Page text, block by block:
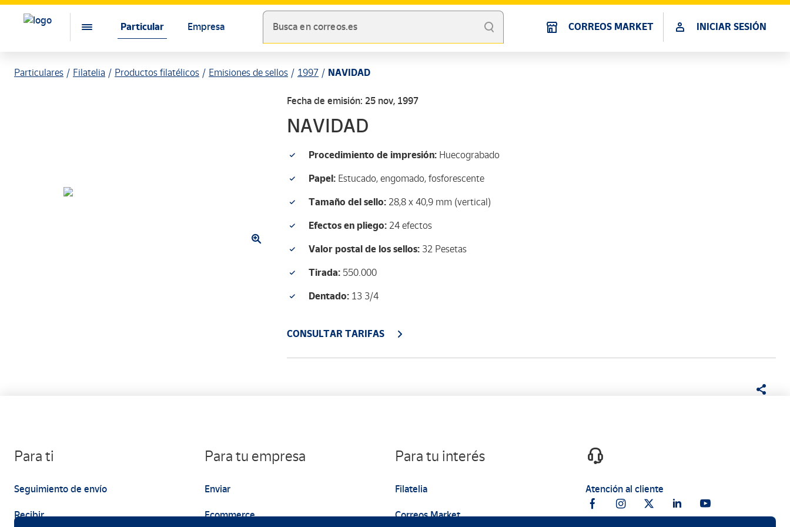
Particular Empresa Busca en correos.es CORREOS MARKET INICIAR SESIÓN
Particulares Filatelia Productos filatélicos Emisiones de sellos 1997 NAVIDAD
Fecha de emisión: 25 nov, 1997
NAVIDAD
Procedimiento de impresión: Huecograbado
Papel: Estucado, engomado, fosforescente
Tamaño del sello: 28,8 x 40,9 mm (vertical)
Efectos en pliego: 24 efectos
Valor postal de los sellos: 32 Pesetas
Tirada: 550.000
Dentado: 13 3/4
CONSULTAR TARIFAS
Para ti
Seguimiento de envío
Recibir
Para tu empresa
Enviar
Ecommerce
Para tu interés
Filatelia
Correos Market
Atención al cliente